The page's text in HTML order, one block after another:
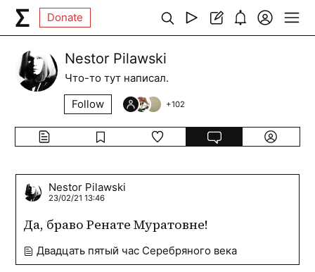
Donate
Nestor Pilawski
Что-то тут написал.
Follow
+102
Nestor Pilawski
23/02/21 13:46
Да, браво Ренате Муратовне!
Двадцать пятый час Серебряного века